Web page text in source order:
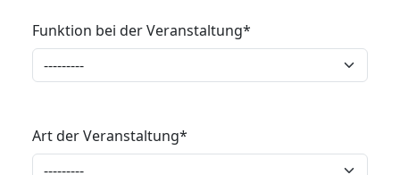
Funktion bei der Veranstaltung*
Art der Veranstaltung*